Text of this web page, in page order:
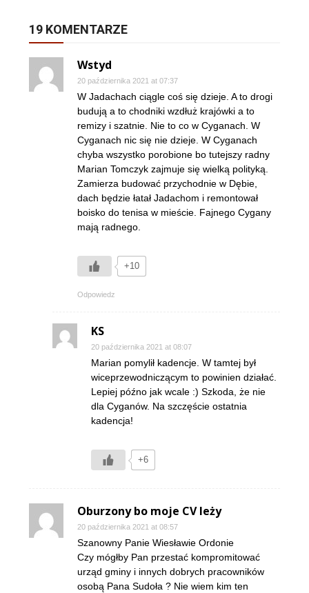
19 KOMENTARZE
Wstyd
20 października 2021 at 07:37
W Jadachach ciągle coś się dzieje. A to drogi
budują a to chodniki wzdłuż krajówki a to
remizy i szatnie. Nie to co w Cyganach. W
Cyganach nic się nie dzieje. W Cyganach
chyba wszystko porobione bo tutejszy radny
Marian Tomczyk zajmuje się wielką polityką.
Zamierza budować przychodnie w Dębie,
dach będzie łatał Jadachom i remontował
boisko do tenisa w mieście. Fajnego Cygany
mają radnego.
+10
Odpowiedz
KS
20 października 2021 at 08:07
Marian pomylił kadencje. W tamtej był
wiceprzewodniczącym to powinien działać.
Lepiej późno jak wcale :) Szkoda, że nie
dla Cyganów. Na szczęście ostatnia
kadencja!
+6
Oburzony bo moje CV leży
20 października 2021 at 08:57
Szanowny Panie Wiesławie Ordonie
Czy mógłby Pan przestać kompromitować
urząd gminy i innych dobrych pracowników
osobą Pana Sudoła ? Nie wiem kim ten